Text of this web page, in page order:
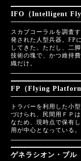
IFO（Intelligent
スカブコーラルを調査
発された人型兵器。FP
してきた。ただし、二
技術の塊で、かつ維持
織だけ。
FP（Flying Platform
トラパーを利用した小
づけられ、民間用ＦＰ
なため、現時点で保有
用が中心となっている。
ゲネラシオン・ブル